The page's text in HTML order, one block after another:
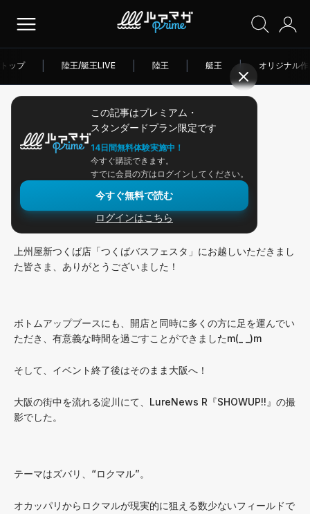
トップ 陸王/艇王LIVE 陸王 艇王 | オリジナル
この記事はプレミアム・
スタンダードプラン限定です
14日間無料体験実施中！
今すぐ購読できます。
すでに会員の方はログインしてください。
今すぐ無料で読む
ログインはこちら
アングラー連載
波乱万丈な淀川ロケ！
こんにちは！ 鈴木翔です。
上州屋新つくば店「つくばバスフェスタ」にお越しいただきまし
た皆さま、ありがとうございました！
ボトムアップブースにも、開店と同時に多くの方に足を運んでい
ただき、有意義な時間を過ごすことができましたm(_ _)m
そして、イベント終了後はそのまま大阪へ！
大阪の街中を流れる淀川にて、LureNews R『SHOWUP!!』の撮
影でした。
テーマはズバリ、“ロクマル”。
オカッパリからロクマルが現実的に狙える数少ないフィールドで